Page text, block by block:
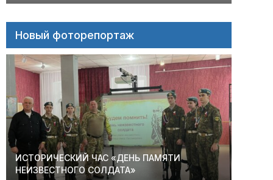
Новый фоторепортаж
ИСТОРИЧЕСКИЙ ЧАС «ДЕНЬ ПАМЯТИ
НЕИЗВЕСТНОГО СОЛДАТА»